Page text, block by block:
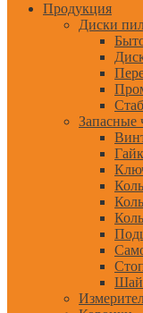
Продукция
Диски
Запасные